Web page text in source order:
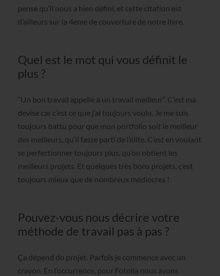
pense qu’il nous a bien défini, et cette citation est
d’ailleurs sur la 4eme de couverture de notre livre.
Quel est le mot qui vous définit le
plus ?
“Un bon travail appelle à un travail meilleur”. C’est ma
devise car c’est ce que j’ai toujours voulu. Je me suis
toujours battu pour que mon portfolio soit le meilleur
des meilleurs, qu’il fasse parti de l’élite. C’est en voulant
se perfectionner toujours plus, qu’on obtient les
meilleurs projets. Et quelques très bons projets, c’est
toujours mieux que de nombreux médiocres !
Pouvez-vous nous décrire votre
méthode de travail pas à pas ?
Ça dépend du projet. Parfois je commence avec un
crayon. En l’occurrence, pour Fotolia nous avons